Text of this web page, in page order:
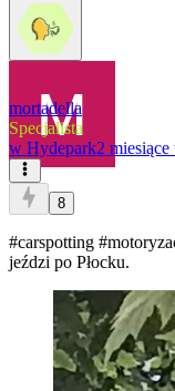
mortadella
Specjalista
w Hydepark2 miesiące
8
#carspotting
jeździ po Płocku.